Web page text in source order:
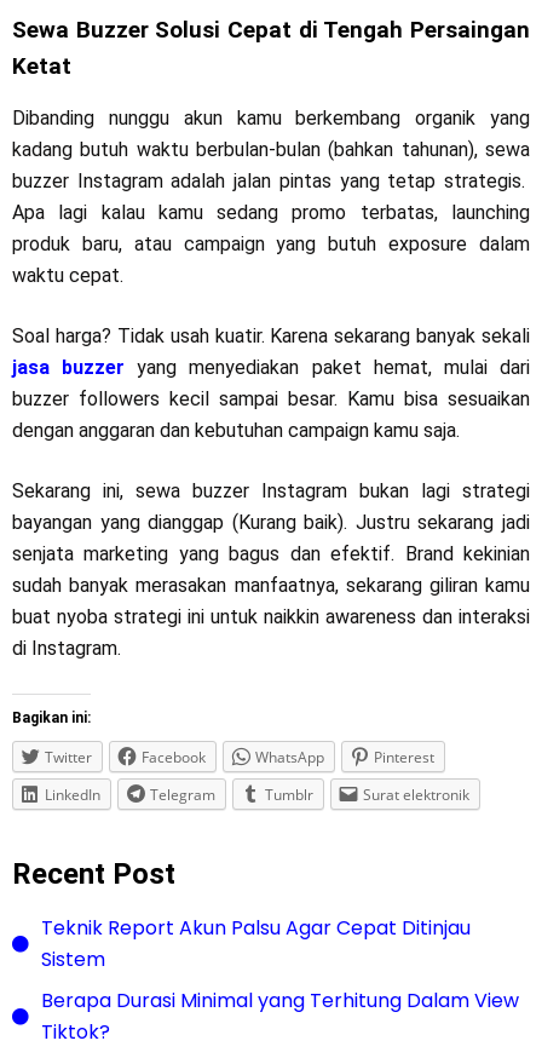
Sewa Buzzer Solusi Cepat di Tengah Persaingan
Ketat
Dibanding nunggu akun kamu berkembang organik yang
kadang butuh waktu berbulan-bulan (bahkan tahunan), sewa
buzzer Instagram adalah jalan pintas yang tetap strategis.
Apa lagi kalau kamu sedang promo terbatas, launching
produk baru, atau campaign yang butuh exposure dalam
waktu cepat.
Soal harga? Tidak usah kuatir. Karena sekarang banyak sekali
jasa buzzer yang menyediakan paket hemat, mulai dari
buzzer followers kecil sampai besar. Kamu bisa sesuaikan
dengan anggaran dan kebutuhan campaign kamu saja.
Sekarang ini, sewa buzzer Instagram bukan lagi strategi
bayangan yang dianggap (Kurang baik). Justru sekarang jadi
senjata marketing yang bagus dan efektif. Brand kekinian
sudah banyak merasakan manfaatnya, sekarang giliran kamu
buat nyoba strategi ini untuk naikkin awareness dan interaksi
di Instagram.
Bagikan ini:
Twitter Facebook WhatsApp
Pinterest
LinkedIn
Telegram Tumblr Surat elektronik
Recent Post
Teknik Report Akun Palsu Agar Cepat Ditinjau
Sistem
Berapa Durasi Minimal yang Terhitung Dalam View
Tiktok?